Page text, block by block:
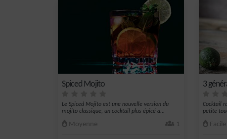
Spiced Mojito
Le Spiced Mojito est une nouvelle version du
mojito classique, un cocktail plus épicé a...
Moyenne 1
3
Cocktail
petite
Facile